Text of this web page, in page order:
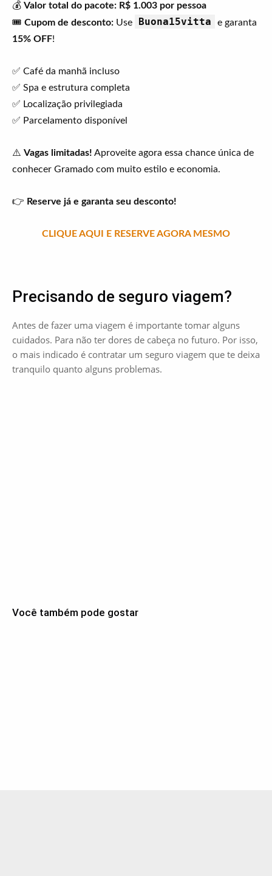
💰 Valor total do pacote: R$ 1.003 por pessoa
🎟️ Cupom de desconto: Use Buona15vitta
e garanta
15% OFF!
✅ Café da manhã incluso
✅ Spa e estrutura completa
✅ Localização privilegiada
✅ Parcelamento disponível
⚠️ Vagas limitadas! Aproveite agora essa chance única de
conhecer Gramado com muito estilo e economia.
👉 Reserve já e garanta seu desconto!
CLIQUE AQUI E RESERVE AGORA MESMO
Precisando de seguro viagem?
Antes de fazer uma viagem é importante tomar alguns
cuidados. Para não ter dores de cabeça no futuro. Por isso,
o mais indicado é contratar um seguro viagem que te deixa
tranquilo quanto alguns problemas.
Você também pode gostar